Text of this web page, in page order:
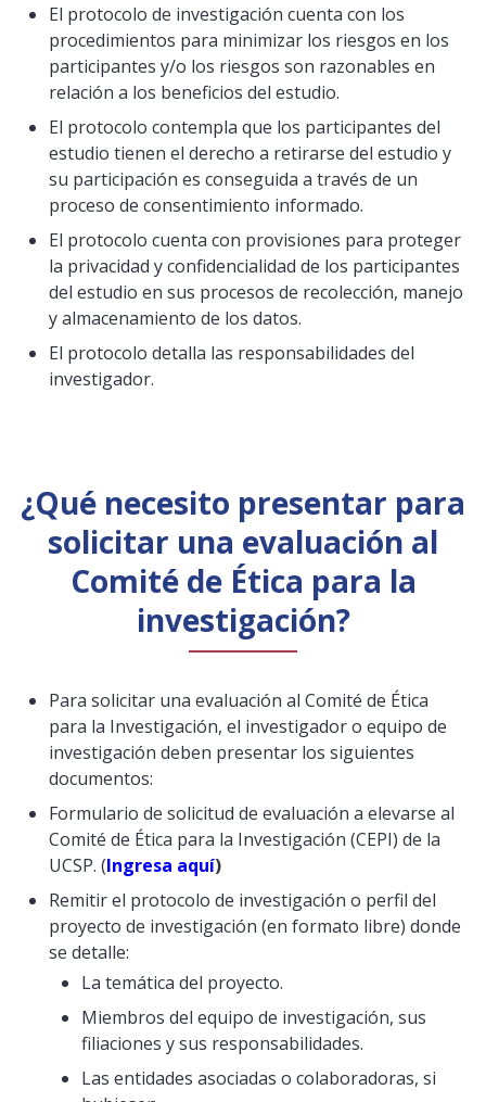
El protocolo de investigación cuenta con los
procedimientos para minimizar los riesgos en los
participantes y/o los riesgos son razonables en
relación a los beneficios del estudio.
El protocolo contempla que los participantes del
estudio tienen el derecho a retirarse del estudio y
su participación es conseguida a través de un
proceso de consentimiento informado.
El protocolo cuenta con provisiones para proteger
la privacidad y confidencialidad de los participantes
del estudio en sus procesos de recolección, manejo
y almacenamiento de los datos.
El protocolo detalla las responsabilidades del
investigador.
¿Qué necesito presentar para
solicitar una evaluación al
Comité de Ética para la
investigación?
Para solicitar una evaluación al Comité de Ética
para la Investigación, el investigador o equipo de
investigación deben presentar los siguientes
documentos:
Formulario de solicitud de evaluación a elevarse al
Comité de Ética para la Investigación (CEPI) de la
UCSP. (Ingresa aquí)
Remitir el protocolo de investigación o perfil del
proyecto de investigación (en formato libre) donde
se detalle:
La temática del proyecto.
Miembros del equipo de investigación, sus
filiaciones y sus responsabilidades.
Las entidades asociadas o colaboradoras, si